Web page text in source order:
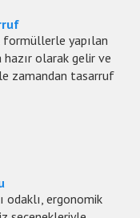
formüllerle yapılan
olarak gelir ve
zamandan tasarruf
odaklı, ergonomik